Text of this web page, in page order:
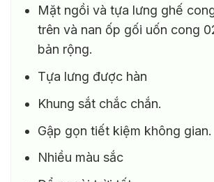
Mặt ngồi và tựa lưng ghế
trên và nan ốp gối uốn cong
bản rộng.
Tựa lưng được hàn
Khung sắt chắc chắn.
Gập gọn tiết kiệm không gian.
Nhiều màu sắc